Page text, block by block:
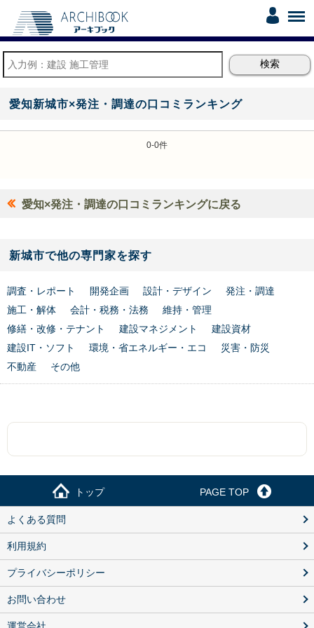
愛知新城市×発注・調達の口コミランキング
0-0件
愛知×発注・調達の口コミランキングに戻る
新城市で他の専門家を探す
調査・レポート 開発企画 設計・デザイン
発注・調達
施工・解体
会計・税務・法務
維持・管理
修繕・改修・テナント
建設マネジメント
建設資材
建設IT・ソフト
環境・省エネルギー・エコ
災害・防災
不動産
その他
トップ PAGE TOP
よくある質問
利用規約
プライバシーポリシー
お問い合わせ
運営会社